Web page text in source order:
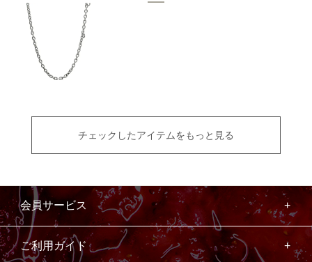
チェックしたアイテムをもっと見る
会員サービス
ご利用ガイド